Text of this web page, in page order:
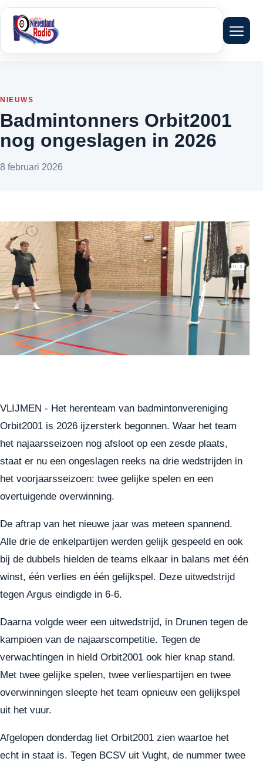
Menu
NIEUWS
Badmintonners Orbit2001
nog ongeslagen in 2026
8 februari 2026
VLIJMEN - Het herenteam van badmintonvereniging
Orbit2001 is 2026 ijzersterk begonnen. Waar het team
het najaarsseizoen nog afsloot op een zesde plaats,
staat er nu een ongeslagen reeks na drie wedstrijden in
het voorjaarsseizoen: twee gelijke spelen en een
overtuigende overwinning.
De aftrap van het nieuwe jaar was meteen spannend.
Alle drie de enkelpartijen werden gelijk gespeeld en ook
bij de dubbels hielden de teams elkaar in balans met één
winst, één verlies en één gelijkspel. Deze uitwedstrijd
tegen Argus eindigde in 6-6.
Daarna volgde weer een uitwedstrijd, in Drunen tegen de
kampioen van de najaarscompetitie. Tegen de
verwachtingen in hield Orbit2001 ook hier knap stand.
Met twee gelijke spelen, twee verliespartijen en twee
overwinningen sleepte het team opnieuw een gelijkspel
uit het vuur.
Afgelopen donderdag liet Orbit2001 zien waartoe het
echt in staat is. Tegen BCSV uit Vught, de nummer twee